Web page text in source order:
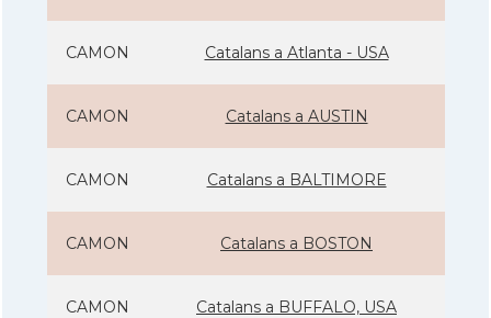
CAMON Catalans a Atlanta - USA
CAMON Catalans a AUSTIN
CAMON Catalans a BALTIMORE
CAMON Catalans a BOSTON
CAMON Catalans a BUFFALO, USA